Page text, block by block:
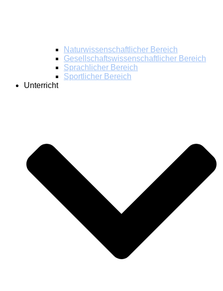
Naturwissenschaftlicher Bereich
Gesellschaftswissenschaftlicher Bereich
Sprachlicher Bereich
Sportlicher Bereich
Unterricht